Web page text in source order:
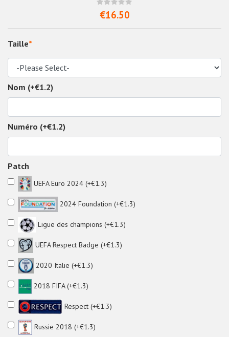
€16.50
Taille*
Nom (+€1.2)
Numéro (+€1.2)
Patch
UEFA Euro 2024 (+€1.3)
2024 Foundation (+€1.3)
Ligue des champions (+€1.3)
UEFA Respect Badge (+€1.3)
2020 Italie (+€1.3)
2018 FIFA (+€1.3)
Respect (+€1.3)
Russie 2018 (+€1.3)